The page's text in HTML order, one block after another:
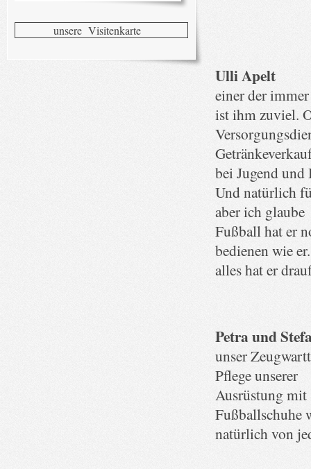
Ulli Apelt
einer der
ist ihm zuviel.
bei Jugend und
Und natürlich
aber ich glaube
Fußball hat er
bedienen wie
alles hat er
Petra und
unser
Pflege unserer
Ausrüstung mit
Fußballschuhe
natürlich von
unsere Visitenkarte